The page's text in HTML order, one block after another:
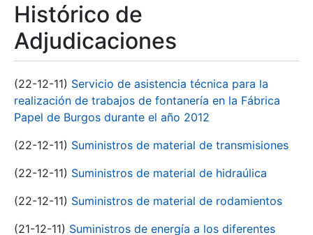
Histórico de
Adjudicaciones
(22-12-11) Servicio de asistencia técnica para la
realización de trabajos de fontanería en la Fábrica
Papel de Burgos durante el año 2012
(22-12-11) Suministros de material de transmisiones
(22-12-11) Suministros de material de hidraúlica
(22-12-11) Suministros de material de rodamientos
(21-12-11) Suministros de energía a los diferentes